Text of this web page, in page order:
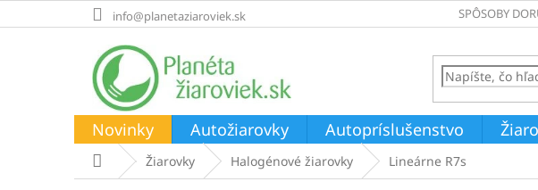
na
info@planetaziaroviek.sk SPÔSOBY
Novinky Autožiarovky Autopríslušenstvo
DomovŽiarovky Halogénové žiarovky Lineárne R7s